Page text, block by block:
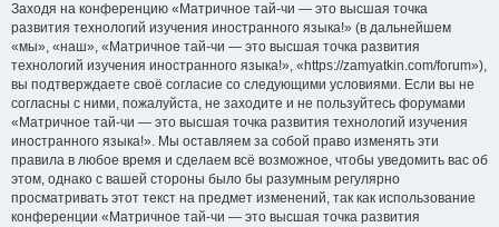
Заходя на конференцию «Матричное тай-чи — это высшая точка
развития технологий изучения иностранного языка!» (в дальнейшем
«мы», «наш», «Матричное тай-чи — это высшая точка развития
технологий изучения иностранного языка!», «https://zamyatkin.com/forum»),
вы подтверждаете своё согласие со следующими условиями. Если вы не
согласны с ними, пожалуйста, не заходите и не пользуйтесь форумами
«Матричное тай-чи — это высшая точка развития технологий изучения
иностранного языка!». Мы оставляем за собой право изменять эти
правила в любое время и сделаем всё возможное, чтобы уведомить вас об
этом, однако с вашей стороны было бы разумным регулярно
просматривать этот текст на предмет изменений, так как использование
конференции «Матричное тай-чи — это высшая точка развития